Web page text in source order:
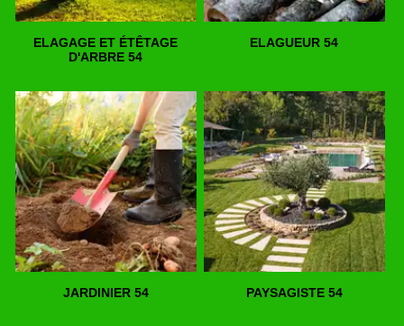
ELAGAGE ET ÉTÊTAGE
D'ARBRE 54
ELAGUEUR 54
JARDINIER 54 PAYSAGISTE 54